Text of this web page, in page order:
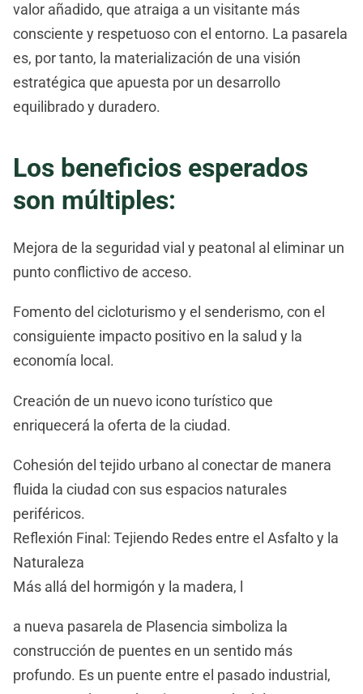
valor añadido, que atraiga a un visitante más
consciente y respetuoso con el entorno. La pasarela
es, por tanto, la materialización de una visión
estratégica que apuesta por un desarrollo
equilibrado y duradero.
Los beneficios esperados
son múltiples:
Mejora de la seguridad vial y peatonal al eliminar un
punto conflictivo de acceso.
Fomento del cicloturismo y el senderismo, con el
consiguiente impacto positivo en la salud y la
economía local.
Creación de un nuevo icono turístico que
enriquecerá la oferta de la ciudad.
Cohesión del tejido urbano al conectar de manera
fluida la ciudad con sus espacios naturales
periféricos.
Reflexión Final: Tejiendo Redes entre el Asfalto y la
Naturaleza
Más allá del hormigón y la madera, l
a nueva pasarela de Plasencia simboliza la
construcción de puentes en un sentido más
profundo. Es un puente entre el pasado industrial,